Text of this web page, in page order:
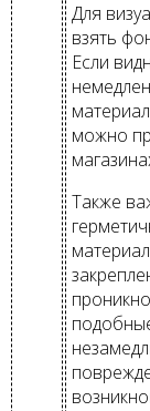
Для
взять
Если
можно
Также